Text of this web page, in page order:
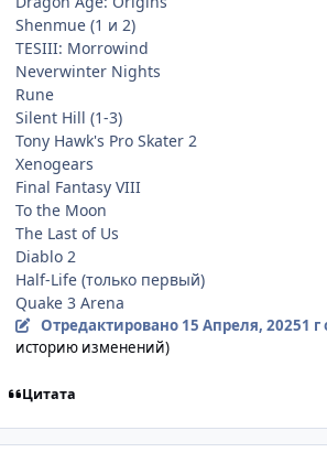
Shenmue (1 и 2)
TESIII: Morrowind
Neverwinter Nights
Rune
Silent Hill (1-3)
Tony Hawk's Pro Skater 2
Xenogears
Final Fantasy VIII
To the Moon
The Last of Us
Diablo 2
Half-Life (только первый)
Quake 3 Arena
Отредактировано 15 Апреля, 20251 г
историю изменений)
Цитата